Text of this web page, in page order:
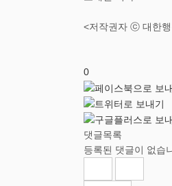
<저작권자 ⓒ 대한
0
댓글목록
등록된 댓글이 없습